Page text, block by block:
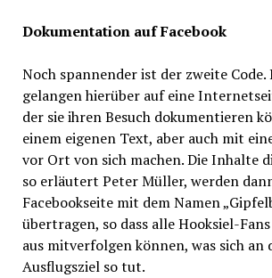
Dokumentation auf Facebook
Noch spannender ist der zweite Code.
gelangen hierüber auf eine
der sie ihren Besuch dokumentieren
einem eigenen Text, aber auch mit
vor Ort von sich machen. Die Inhalte
so erläutert Peter Müller, werden
Facebookseite mit dem Namen
übertragen, so dass alle Hooksiel-
aus mitverfolgen können, was sich an
Ausflugsziel so tut.